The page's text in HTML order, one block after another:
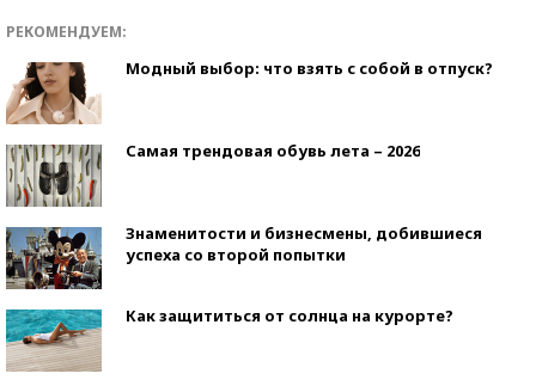
РЕКОМЕНДУЕМ:
Модный выбор: что взять с собой в отпуск?
Самая трендовая обувь лета – 2026
Знаменитости и бизнесмены, добившиеся
успеха со второй попытки
Как защититься от солнца на курорте?